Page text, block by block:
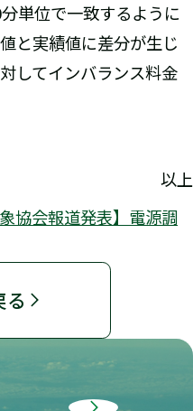
単位で一致するように
と実績値に差分が生じ
してインバランス料金
以上
象協会報道発表】電源調
る